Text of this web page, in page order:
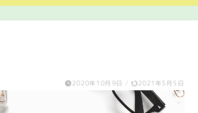
2020年10月9日 / 2021年5月5日